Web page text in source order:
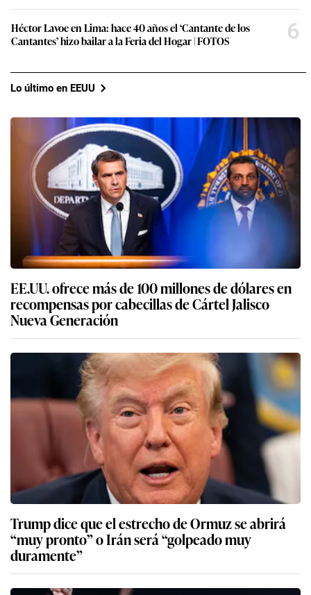
Héctor Lavoe en Lima: hace 40 años el ‘Cantante de los
Cantantes’ hizo bailar a la Feria del Hogar | FOTOS
6
Lo último en EEUU
EE.UU. ofrece más de 100 millones de dólares en
recompensas por cabecillas de Cártel Jalisco
Nueva Generación
Trump dice que el estrecho de Ormuz se abrirá
“muy pronto” o Irán será “golpeado muy
duramente”